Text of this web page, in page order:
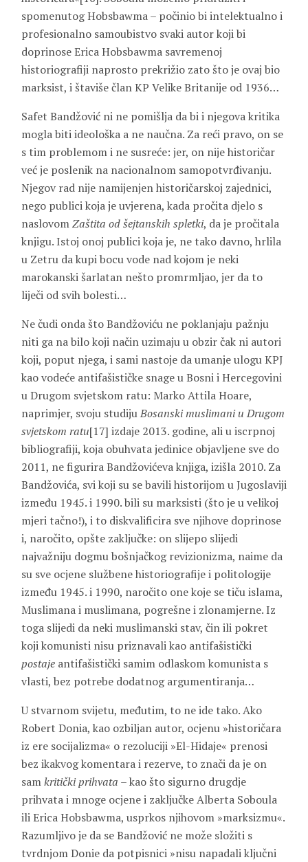
spomenutog Hobsbawma – počinio bi intelektualno i
profesionalno samoubistvo svaki autor koji bi
doprinose Erica Hobsbawma savremenoj
historiografiji naprosto prekrižio zato što je ovaj bio
marksist, i štaviše član KP Velike Britanije od 1936…
Safet Bandžović ni ne pomišlja da bi i njegova kritika
mogla biti ideološka a ne naučna. Za reći pravo, on se
s tim problemom i ne susreće: jer, on nije historičar
već je poslenik na nacionalnom samopotvrđivanju.
Njegov rad nije namijenjen historičarskoj zajednici,
nego publici koja je uvjerena, kada pročita djelo s
naslovomZaštita od šejtanskih spletki, da je pročitala
knjigu. Istoj onoj publici koja je, ne tako davno, hrlila
u Zetru da kupi bocu vode nad kojom je neki
marokanski šarlatan nešto promrmljao, jer da to
liječi od svih bolesti…
Ne čudi onda što Bandžoviću ne poklanjaju pažnju
niti ga na bilo koji način uzimaju u obzir čak ni autori
koji, poput njega, i sami nastoje da umanje ulogu KPJ
kao vodeće antifašističke snage u Bosni i Hercegovini
u Drugom svjetskom ratu: Marko Attila Hoare,
naprimjer, svoju studijuBosanski muslimani u Drugom
svjetskom ratu[17] izdaje 2013. godine, ali u iscrpnoj
bibliografiji, koja obuhvata jedinice objavljene sve do
2011, ne figurira Bandžovićeva knjiga, izišla 2010. Za
Bandžovića, svi koji su se bavili historijom u Jugoslaviji
između 1945. i 1990. bili su marksisti (što je u velikoj
mjeri tačno!), i to diskvalificira sve njihove doprinose
i, naročito, opšte zaključke: on slijepo slijedi
najvažniju dogmu bošnjačkog revizionizma, naime da
su sve ocjene službene historiografije i politologije
između 1945. i 1990, naročito one koje se tiču islama,
Muslimana i muslimana, pogrešne i zlonamjerne. Iz
toga slijedi da neki muslimanski stav, čin ili pokret
koji komunisti nisu priznavali kao antifašistički
postaje antifašistički samim odlaskom komunista s
vlasti, bez potrebe dodatnog argumentiranja…
U stvarnom svijetu, međutim, to ne ide tako. Ako
Robert Donia, kao ozbiljan autor, ocjenu »historičara
iz ere socijalizma« o rezoluciji »El-Hidaje« prenosi
bez ikakvog komentara i rezerve, to znači da je on
samkritičkiprihvata – kao što sigurno drugdje
prihvata i mnoge ocjene i zaključke Alberta Soboula
ili Erica Hobsbawma, usprkos njihovom »marksizmu«.
Razumljivo je da se Bandžović ne može složiti s
tvrdnjom Donie da potpisnici »nisu napadali ključni